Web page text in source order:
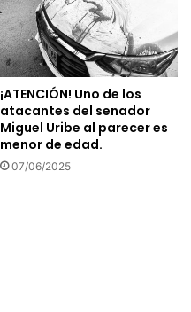
¡ATENCIÓN! Uno de los
atacantes del senador
Miguel Uribe al parecer es
menor de edad.
07/06/2025